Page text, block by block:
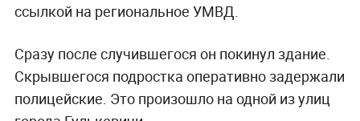
ссылкой на региональное УМВД.
Сразу после случившегося он покинул здание.
Скрывшегося подростка оперативно задержали
полицейские. Это произошло на одной из улиц